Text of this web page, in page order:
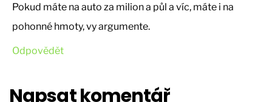
Pokud máte na auto za milion a půl a víc, máte i na
pohonné hmoty, vy argumente.
Odpovědět
Napsat komentář